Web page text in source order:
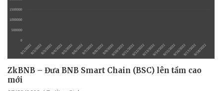
ZkBNB – Đưa BNB Smart Chain (BSC) lên tầm cao
mới